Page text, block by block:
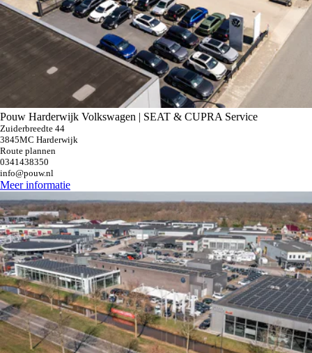
Pouw Harderwijk Volkswagen | SEAT & CUPRA Service
Zuiderbreedte 44
3845MC Harderwijk
Route plannen
0341438350
info@pouw.nl
Meer informatie